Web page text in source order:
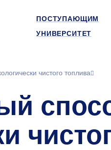
ПОСТУПАЮЩИМ
УНИВЕРСИТЕТ
чистого топлива